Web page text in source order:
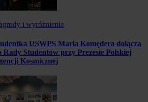
i wyróżnienia
USWPS Maria Komędera dołącza
Rady Studentów przy Prezesie Polskiej
Kosmicznej